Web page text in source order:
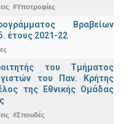
#Υποτροφίες
Βραβείων
έτους 2021-22
του Τμήματος
του Παν. Κρήτης
της Εθνικής Ομάδας
#Σπουδές